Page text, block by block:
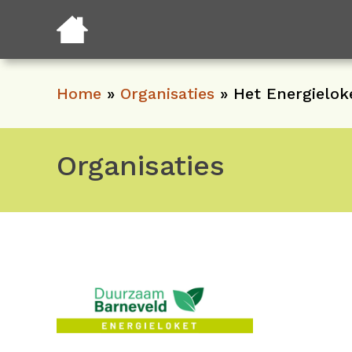
Home » Organisaties » Het
Organisaties